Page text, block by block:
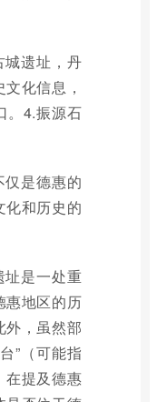
城遗址，丹
化信息，
。4.振源石
是德惠的
化和历史的
是一处重
惠地区的历
外，虽然部
”（可能指
在提及德惠